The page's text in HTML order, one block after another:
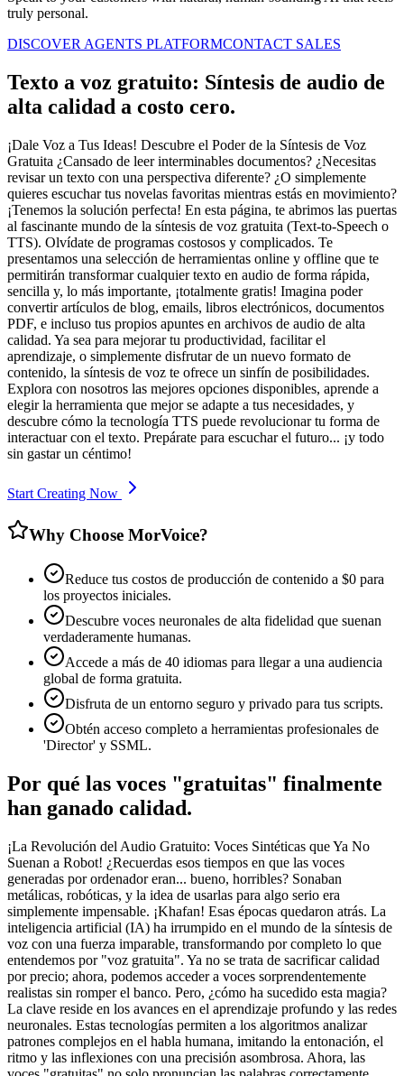
truly personal.
DISCOVER AGENTS PLATFORMCONTACT SALES
Texto a voz gratuito: Síntesis de audio de
alta calidad a costo cero.
¡Dale Voz a Tus Ideas! Descubre el Poder de la Síntesis de Voz
Gratuita ¿Cansado de leer interminables documentos? ¿Necesitas
revisar un texto con una perspectiva diferente? ¿O simplemente
quieres escuchar tus novelas favoritas mientras estás en movimiento?
¡Tenemos la solución perfecta! En esta página, te abrimos las puertas
al fascinante mundo de la síntesis de voz gratuita (Text-to-Speech o
TTS). Olvídate de programas costosos y complicados. Te
presentamos una selección de herramientas online y offline que te
permitirán transformar cualquier texto en audio de forma rápida,
sencilla y, lo más importante, ¡totalmente gratis! Imagina poder
convertir artículos de blog, emails, libros electrónicos, documentos
PDF, e incluso tus propios apuntes en archivos de audio de alta
calidad. Ya sea para mejorar tu productividad, facilitar el
aprendizaje, o simplemente disfrutar de un nuevo formato de
contenido, la síntesis de voz te ofrece un sinfín de posibilidades.
Explora con nosotros las mejores opciones disponibles, aprende a
elegir la herramienta que mejor se adapte a tus necesidades, y
descubre cómo la tecnología TTS puede revolucionar tu forma de
interactuar con el texto. Prepárate para escuchar el futuro... ¡y todo
sin gastar un céntimo!
Start Creating Now
Why Choose MorVoice?
Reduce tus costos de producción de contenido a $0 para
los proyectos iniciales.
Descubre voces neuronales de alta fidelidad que suenan
verdaderamente humanas.
Accede a más de 40 idiomas para llegar a una audiencia
global de forma gratuita.
Disfruta de un entorno seguro y privado para tus scripts.
Obtén acceso completo a herramientas profesionales de
'Director' y SSML.
Por qué las voces "gratuitas" finalmente
han ganado calidad.
¡La Revolución del Audio Gratuito: Voces Sintéticas que Ya No
Suenan a Robot! ¿Recuerdas esos tiempos en que las voces
generadas por ordenador eran... bueno, horribles? Sonaban
metálicas, robóticas, y la idea de usarlas para algo serio era
simplemente impensable. ¡Khafan! Esas épocas quedaron atrás. La
inteligencia artificial (IA) ha irrumpido en el mundo de la síntesis de
voz con una fuerza imparable, transformando por completo lo que
entendemos por "voz gratuita". Ya no se trata de sacrificar calidad
por precio; ahora, podemos acceder a voces sorprendentemente
realistas sin romper el banco. Pero, ¿cómo ha sucedido esta magia?
La clave reside en los avances en el aprendizaje profundo y las redes
neuronales. Estas tecnologías permiten a los algoritmos analizar
patrones complejos en el habla humana, imitando la entonación, el
ritmo y las inflexiones con una precisión asombrosa. Ahora, las